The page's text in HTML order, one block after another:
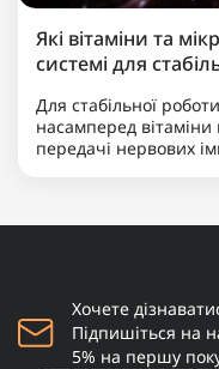
Які вітаміни та
системі для
Для стабільної
насамперед вітаміни
передачі нервових
Хочете
Підпишіться на
5% на першу